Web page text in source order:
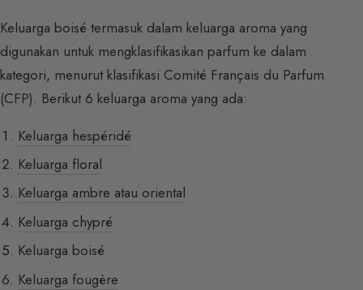
Keluarga boisé termasuk dalam keluarga aroma yang
digunakan untuk mengklasifikasikan parfum ke dalam
kategori, menurut klasifikasi Comité Français du Parfum
(CFP). Berikut 6 keluarga aroma yang ada:
Keluarga hespéridé
Keluarga floral
Keluarga ambre atau oriental
Keluarga chypré
Keluarga boisé
Keluarga fougère